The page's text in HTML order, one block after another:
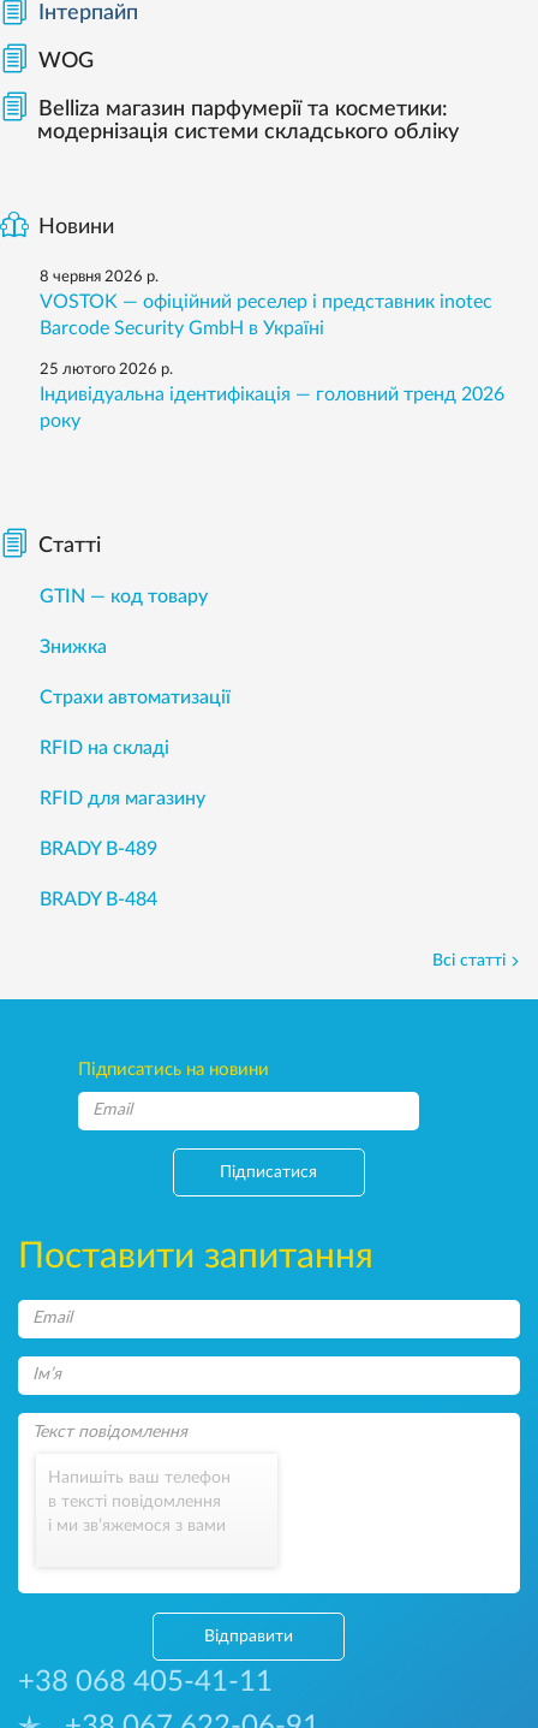
Інтерпайп
WOG
Belliza магазин парфумерії та косметики:
модернізація системи складського обліку
Новини
8 червня 2026 р.
VOSTOK — офіційний реселер і представник inotec
Barcode Security GmbH в Україні
25 лютого 2026 р.
Індивідуальна ідентифікація — головний тренд 2026
року
Статті
GTIN — код товару
Знижка
Страхи автоматизації
RFID на складі
RFID для магазину
BRADY B-489
BRADY B-484
Всі статті
Підписатись на новини
Підписатися
Поставити запитання
Напишіть ваш телефон
в тексті повідомлення
і ми зв’яжемося з вами
Відправити
+38 068 405-41-11